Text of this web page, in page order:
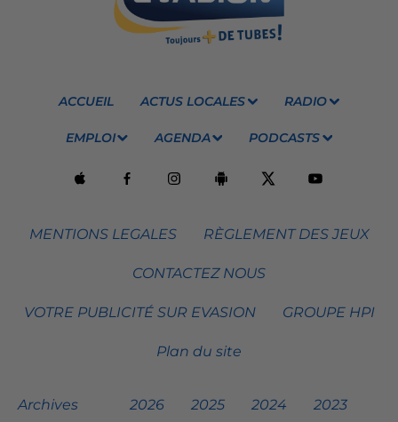
ACCUEIL ACTUS LOCALES RADIO
EMPLOI AGENDA PODCASTS
MENTIONS LEGALES RÈGLEMENT DES JEUX
CONTACTEZ NOUS
VOTRE PUBLICITÉ SUR EVASION GROUPE HPI
Plan du site
Archives 2026 2025 2024 2023